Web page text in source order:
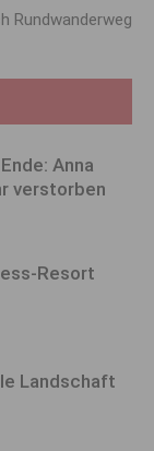
Rundwanderweg
Anna
verstorben
Resort
Landschaft